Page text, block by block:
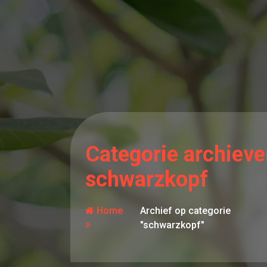
Categorie
schwarzkopf
Home
Archief op categorie
"schwarzkopf"